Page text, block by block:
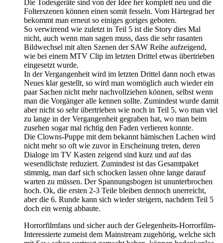
Die Todesgeräte sind von der Idee her komplett neu und die
Folterszenen können einen somit fesseln. Vom Härtegrad her
bekommt man erneut so einiges goriges geboten.
So verwirrend wie zuletzt in Teil 5 ist die Story dies Mal
nicht, auch wenn man sagen muss, dass die sehr rasanten
Bildwechsel mit alten Szenen der SAW Reihe aufzeigend,
wie bei einem MTV Clip im letzten Drittel etwas übertrieben
eingesetzt wurde.
In der Vergangenheit wird im letzten Drittel dann noch etwas
Neues klar gestellt, so wird man womöglich auch wieder ein
paar Sachen nicht mehr nachvollziehen können, selbst wenn
man die Vorgänger alle kennen sollte. Zumindest wurde damit
aber nicht so sehr übertrieben wie noch in Teil 5, wo man viel
zu lange in der Vergangenheit gegraben hat, wo man beim
zusehen sogar mal richtig den Faden verlieren konnte.
Die Clowns-Puppe mit dem bekannt hämischen Lachen wird
nicht mehr so oft wie zuvor in Erscheinung treten, deren
Dialoge im TV Kasten zeigend sind kurz und auf das
wesendlichste reduziert. Zumindest ist das Gesamtpaket
stimmig, man darf sich schocken lassen ohne lange darauf
warten zu müssen. Der Spannungsbogen ist ununterbrochen
hoch. Ok, die ersten 2-3 Teile bleiben dennoch unerreicht,
aber die 6. Runde kann sich wieder steigern, nachdem Teil 5
doch ein wenig abbaute.
Horrorfilmfans und sicher auch der Gelegenheits-Horrorfilm-
Interessierte zumeist dem Mainstream zugehörig, welche sich